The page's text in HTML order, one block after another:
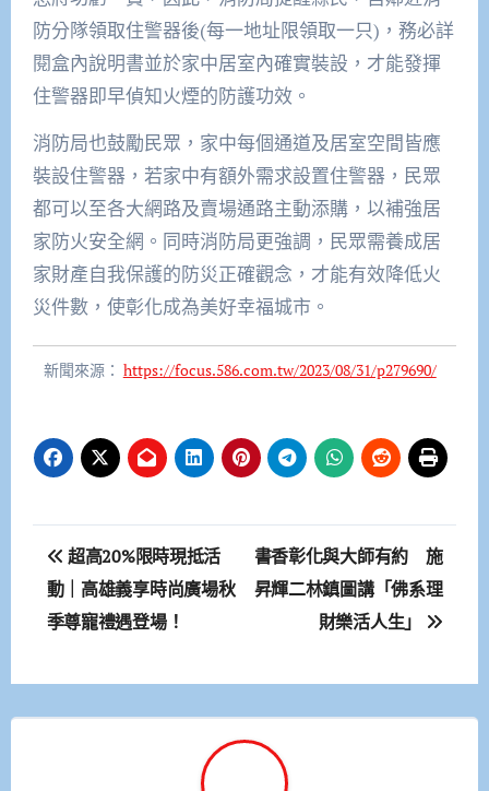
防分隊領取住警器後(每一地址限領取一只)，務必詳
閱盒內說明書並於家中居室內確實裝設，才能發揮
住警器即早偵知火煙的防護功效。
消防局也鼓勵民眾，家中每個通道及居室空間皆應
裝設住警器，若家中有額外需求設置住警器，民眾
都可以至各大網路及賣場通路主動添購，以補強居
家防火安全網。同時消防局更強調，民眾需養成居
家財產自我保護的防災正確觀念，才能有效降低火
災件數，使彰化成為美好幸福城市。
新聞來源： https://focus.586.com.tw/2023/08/31/p279690/
文
章
導
覽
超高20%限時現抵活
動｜高雄義享時尚廣場秋
季尊寵禮遇登場！
書香彰化與大師有約 施
昇輝二林鎮圖講「佛系理
財樂活人生」